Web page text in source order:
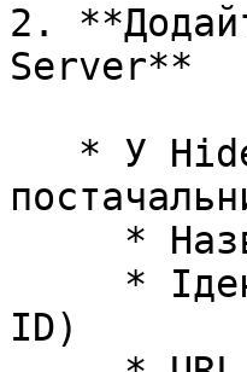
2.
Server**
ID)